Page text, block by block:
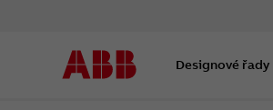
Designové řady